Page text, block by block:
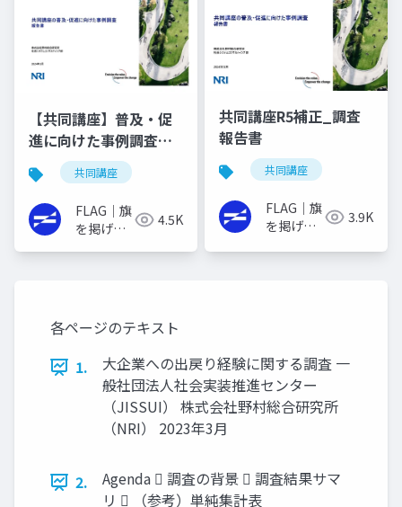
【共同講座】普及・促
進に向けた事例調査報
告書（令和4年度）
共同講座
FLAG｜旗
を掲げる
4.5K
共同講座R5補正_調査
報告書
共同講座
FLAG｜旗
を掲げる
3.9K
各ページのテキスト
1.
大企業への出戻り経験に関する調査 一
般社団法人社会実装推進センター
（JISSUI） 株式会社野村総合研究所
（NRI） 2023年3月
2.
Agenda  調査の背景  調査結果サマ
リ  （参考）単純集計表